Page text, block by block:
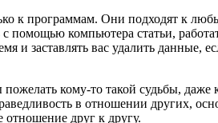
к программам. Они подходят к
помощью компьютера статьи,
и заставлять вас удалить данные,
кому-то такой судьбы,
в отношении других,
друг к другу.